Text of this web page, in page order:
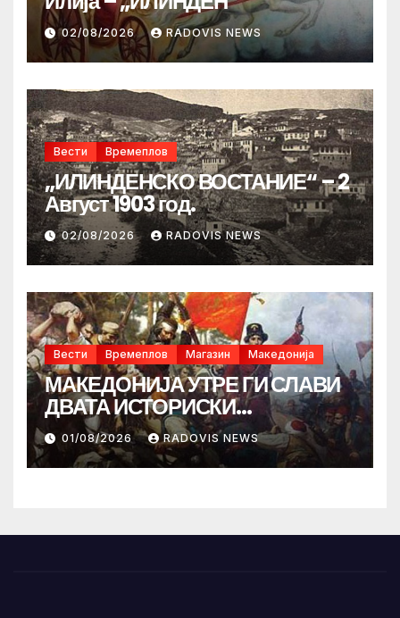
02/08/2026 RADOVIS NEWS
Вести Времеплов
„ИЛИНДЕНСКО ВОСТАНИЕ“ – 2
Август 1903 год.
02/08/2026 RADOVIS NEWS
Вести Времеплов Магазин Македонија
МАКЕДОНИЈА УТРЕ ГИ СЛАВИ
ДВАТА ИСТОРИСКИ
ИЛИНДЕНА!
01/08/2026 RADOVIS NEWS